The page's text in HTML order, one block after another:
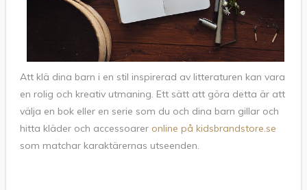
Att klä dina barn i en stil inspirerad av litteraturen kan vara
en rolig och kreativ utmaning. Ett sätt att göra detta är att
välja en bok eller en serie som du och dina barn gillar och
hitta kläder och accessoarer online på kidsbrandstore.se
som matchar karaktärernas utseenden.